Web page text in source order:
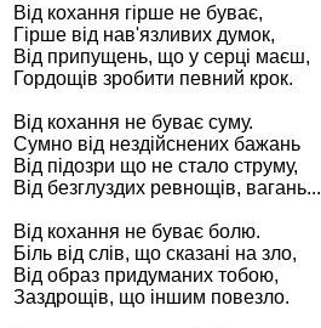
Стамбул 2010
Від кохання гірше не буває,
Гірше від нав'язливих думок,
Від припущень, що у серці маєш,
Гордощів зробити певний крок.
Від кохання не буває суму.
Сумно від нездійснених бажань
Від підозри що не стало струму,
Від безглуздих ревнощів, вагань...
Від кохання не буває болю.
Біль від слів, що сказані на зло,
Від образ придуманих тобою,
Заздрощів, що іншим повезло.